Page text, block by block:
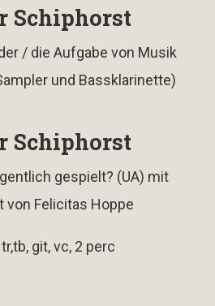
Schiphorst
/ die Aufgabe von Musik
und Bassklarinette)
Schiphorst
gespielt? (UA) mit
von Felicitas Hoppe
git, vc, 2 perc